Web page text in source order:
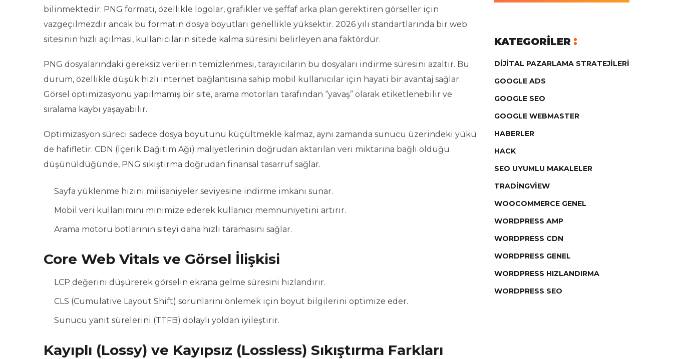
bilinmektedir. PNG formatı, özellikle logolar, grafikler ve şeffaf arka plan gerektiren görseller için
vazgeçilmezdir ancak bu formatın dosya boyutları genellikle yüksektir. 2026 yılı standartlarında bir web
sitesinin hızlı açılması, kullanıcıların sitede kalma süresini belirleyen ana faktördür.
PNG dosyalarındaki gereksiz verilerin temizlenmesi, tarayıcıların bu dosyaları indirme süresini azaltır. Bu
durum, özellikle düşük hızlı internet bağlantısına sahip mobil kullanıcılar için hayati bir avantaj sağlar.
Görsel optimizasyonu yapılmamış bir site, arama motorları tarafından “yavaş” olarak etiketlenebilir ve
sıralama kaybı yaşayabilir.
Optimizasyon süreci sadece dosya boyutunu küçültmekle kalmaz, aynı zamanda sunucu üzerindeki yükü
de hafifletir. CDN (İçerik Dağıtım Ağı) maliyetlerinin doğrudan aktarılan veri miktarına bağlı olduğu
düşünüldüğünde, PNG sıkıştırma doğrudan finansal tasarruf sağlar.
Sayfa yüklenme hızını milisaniyeler seviyesine indirme imkanı sunar.
Mobil veri kullanımını minimize ederek kullanıcı memnuniyetini artırır.
Arama motoru botlarının siteyi daha hızlı taramasını sağlar.
Core Web Vitals ve Görsel İlişkisi
LCP değerini düşürerek görselin ekrana gelme süresini hızlandırır.
CLS (Cumulative Layout Shift) sorunlarını önlemek için boyut bilgilerini optimize eder.
Sunucu yanıt sürelerini (TTFB) dolaylı yoldan iyileştirir.
Kayıplı (Lossy) ve Kayıpsız (Lossless) Sıkıştırma Farkları
KATEGORILER
DIJITAL PAZARLAMA STRATEJILERI
GOOGLE ADS
GOOGLE SEO
GOOGLE WEBMASTER
HABERLER
HACK
SEO UYUMLU MAKALELER
TRADINGVIEW
WOOCOMMERCE GENEL
WORDPRESS AMP
WORDPRESS CDN
WORDPRESS GENEL
WORDPRESS HIZLANDIRMA
WORDPRESS SEO